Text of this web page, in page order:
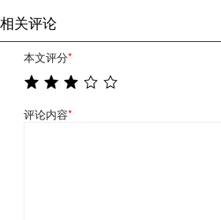
相关评论
本文评分*
评论内容*